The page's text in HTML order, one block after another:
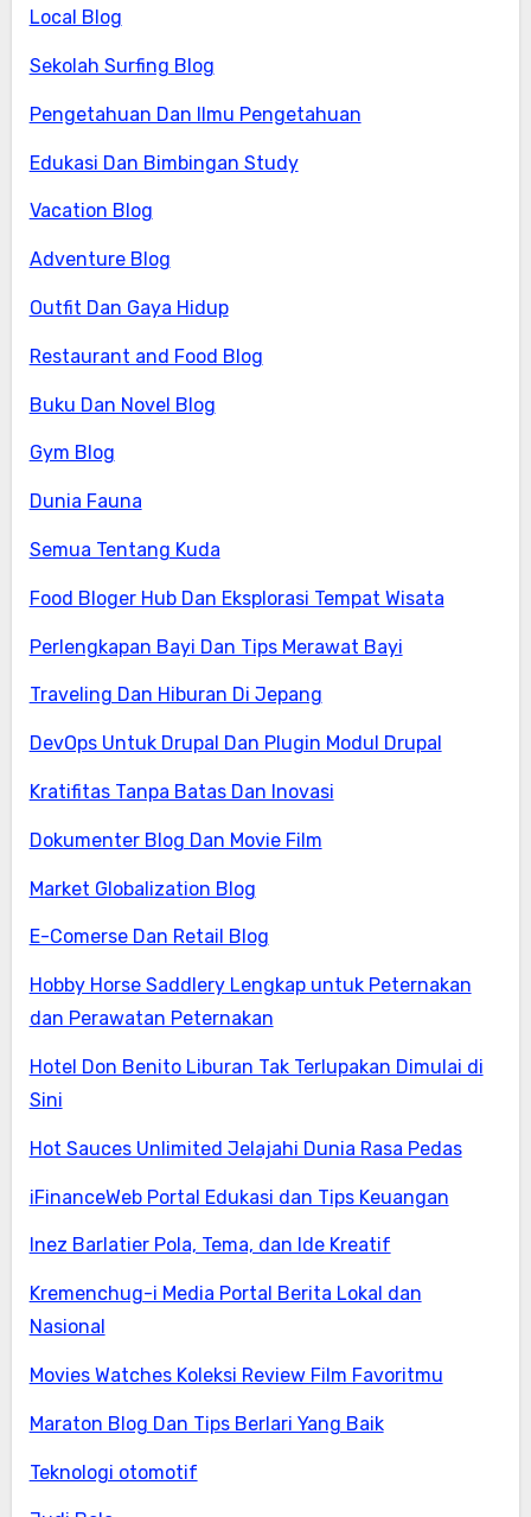
Local Blog
Sekolah Surfing Blog
Pengetahuan Dan Ilmu Pengetahuan
Edukasi Dan Bimbingan Study
Vacation Blog
Adventure Blog
Outfit Dan Gaya Hidup
Restaurant and Food Blog
Buku Dan Novel Blog
Gym Blog
Dunia Fauna
Semua Tentang Kuda
Food Bloger Hub Dan Eksplorasi Tempat Wisata
Perlengkapan Bayi Dan Tips Merawat Bayi
Traveling Dan Hiburan Di Jepang
DevOps Untuk Drupal Dan Plugin Modul Drupal
Kratifitas Tanpa Batas Dan Inovasi
Dokumenter Blog Dan Movie Film
Market Globalization Blog
E-Comerse Dan Retail Blog
Hobby Horse Saddlery Lengkap untuk Peternakan
dan Perawatan Peternakan
Hotel Don Benito Liburan Tak Terlupakan Dimulai di
Sini
Hot Sauces Unlimited Jelajahi Dunia Rasa Pedas
iFinanceWeb Portal Edukasi dan Tips Keuangan
Inez Barlatier Pola, Tema, dan Ide Kreatif
Kremenchug-i Media Portal Berita Lokal dan
Nasional
Movies Watches Koleksi Review Film Favoritmu
Maraton Blog Dan Tips Berlari Yang Baik
Teknologi otomotif